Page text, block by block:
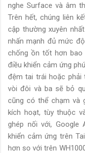
nghe Surface và âm
Trên hết, chúng liên
cập thường xuyên
nhấn mạnh đủ mức
chống ồn tốt hơn bao
điều khiển cảm ứng
đệm tai trái hoặc phải
vòi đôi và ba sẽ bỏ
cũng có thể chạm và
kích hoạt, tùy thuộc
ghép nối với, Google
khiển cảm ứng trên
hơn so với trên